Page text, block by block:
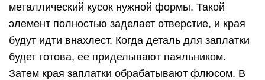
металлический кусок нужной формы. Такой
элемент полностью заделает отверстие, и края
будут идти внахлест. Когда деталь для заплатки
будет готова, ее приделывают паяльником.
Затем края заплатки обрабатывают флюсом. В